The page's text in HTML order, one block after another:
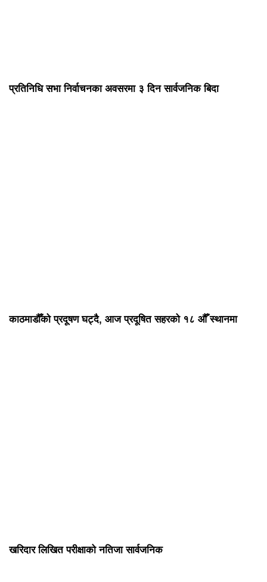
प्रतिनिधि सभा निर्वाचनका अवसरमा ३ दिन सार्वजनिक बिदा
काठमाडौँको प्रदूषण घट्दै, आज प्रदूषित सहरको १८ औँ स्थानमा
खरिदार लिखित परीक्षाको नतिजा सार्वजनिक